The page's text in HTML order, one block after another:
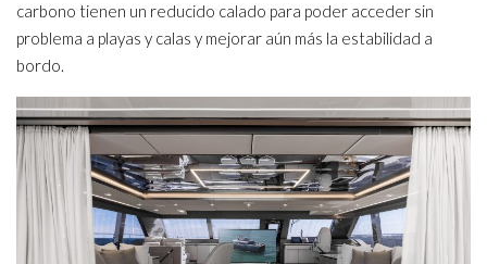
carbono tienen un reducido calado para poder acceder sin
problema a playas y calas y mejorar aún más la estabilidad a
bordo.